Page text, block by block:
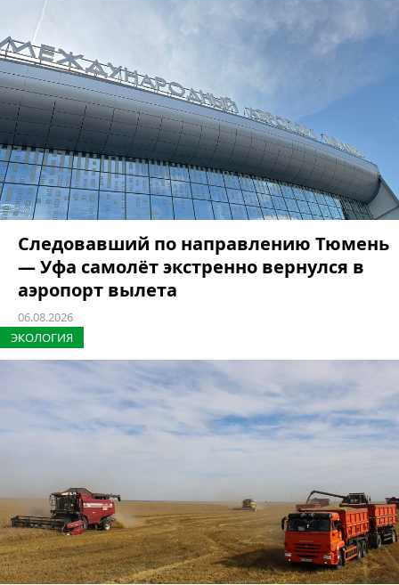
Следовавший по направлению Тюмень
— Уфа самолёт экстренно вернулся в
аэропорт вылета
06.08.2026
ЭКОЛОГИЯ